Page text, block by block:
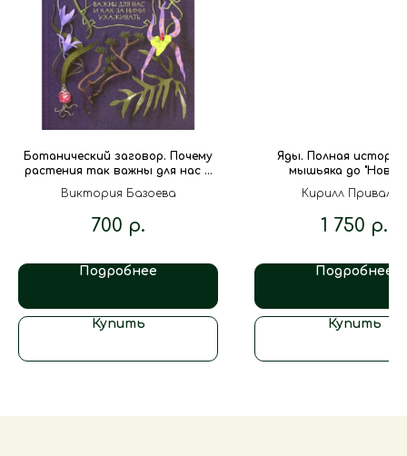
Ботанический заговор. Почему
растения так важны для нас и
как за ними ухаживать
Виктория Базоева
700 р.
Подробнее
Купить
Яды. Полная
мышьяка до
Кирилл Привалов
1 750 р.
Подробнее
Купить